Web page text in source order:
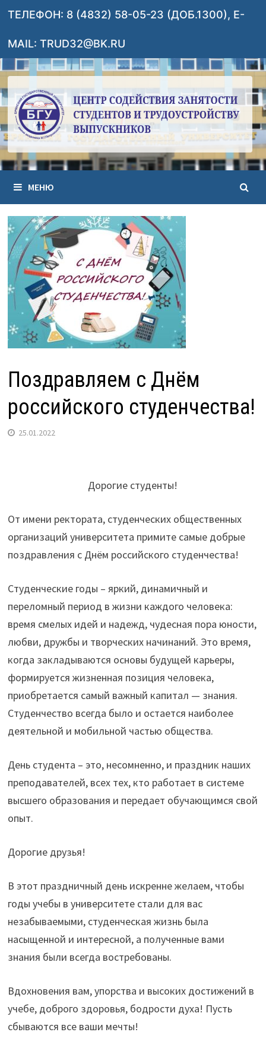
Перейти
содержимому
ТЕЛЕФОН: 8 (4832) 58-05-23 (ДОБ.1300), E-
MAIL: TRUD32@BK.RU
МЕНЮ
Поздравляем с Днём
российского студенчества!
25.01.2022
Дорогие студенты!
От имени ректората, студенческих общественных
организаций университета примите самые добрые
поздравления с Днём российского студенчества!
Студенческие годы – яркий, динамичный и
переломный период в жизни каждого человека:
время смелых идей и надежд, чудесная пора юности,
любви, дружбы и творческих начинаний. Это время,
когда закладываются основы будущей карьеры,
формируется жизненная позиция человека,
приобретается самый важный капитал — знания.
Студенчество всегда было и остается наиболее
деятельной и мобильной частью общества.
День студента – это, несомненно, и праздник наших
преподавателей, всех тех, кто работает в системе
высшего образования и передает обучающимся свой
опыт.
Дорогие друзья!
В этот праздничный день искренне желаем, чтобы
годы учебы в университете стали для вас
незабываемыми, студенческая жизнь была
насыщенной и интересной, а полученные вами
знания были всегда востребованы.
Вдохновения вам, упорства и высоких достижений в
учебе, доброго здоровья, бодрости духа! Пусть
сбываются все ваши мечты!